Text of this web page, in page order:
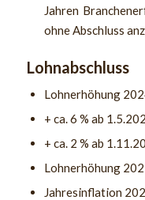
Jahren
ohne Abschluss
Lohnabschluss
Lohnerhöhung
+ ca. 6 % ab
+ ca. 2 % ab
Lohnerhöhung
Jahresinflation